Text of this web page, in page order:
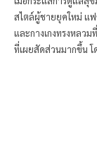
สไตล์ผู้ชายยุคใหม่ แฟ
และกางเกงทรงหลวม
ที่เผยสัดส่วนมากขึ้น โ